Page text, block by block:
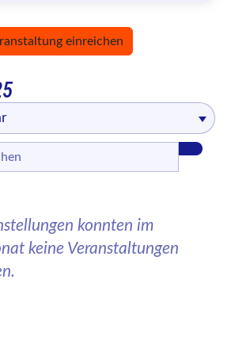
einreichen
konnten im
keine Veranstaltungen